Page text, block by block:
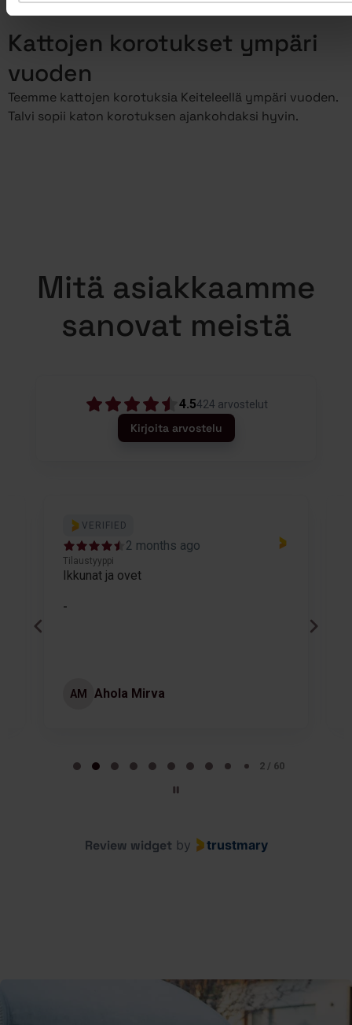
korottaminen meidän huoleksemme!
Kattojen korotukset ympäri
vuoden
Teemme kattojen korotuksia Keiteleellä ympäri vuoden.
Talvi sopii katon korotuksen ajankohdaksi hyvin.
Mitä asiakkaamme
sanovat meistä
4.5424 arvostelut
Kirjoita arvostelu
VERIFIED
2 months ago
Tilaustyyppi
Ikkunat ja ovet
-
AM Ahola Mirva
2 / 60
Review widget by trustmary